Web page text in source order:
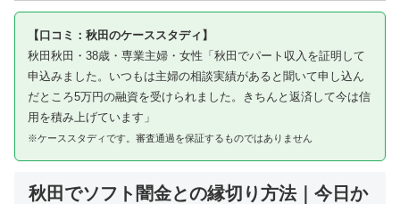
【口コミ：秋田のケーススタディ】
秋田秋田・38歳・専業主婦・女性「秋田でパート収入を証明して
申込みました。いつもは主婦の相談実績があると聞いて申し込ん
だところ5万円の融資を受けられました。きちんと返済して今は信
用を積み上げています」
※ケーススタディです。審査通過を保証するものではありません
秋田でソフト闇金との縁切り方法｜今日か